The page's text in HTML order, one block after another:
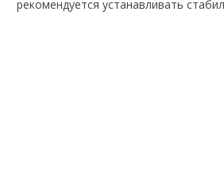
рекомендуется устанавливать